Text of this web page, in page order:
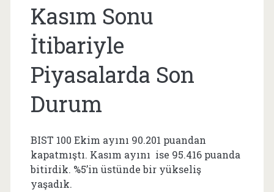
Kasım Sonu
İtibariyle
Piyasalarda Son
Durum
BIST 100 Ekim ayını 90.201 puandan
kapatmıştı. Kasım ayını ise 95.416 puanda
bitirdik. %5’in üstünde bir yükseliş
yaşadık.